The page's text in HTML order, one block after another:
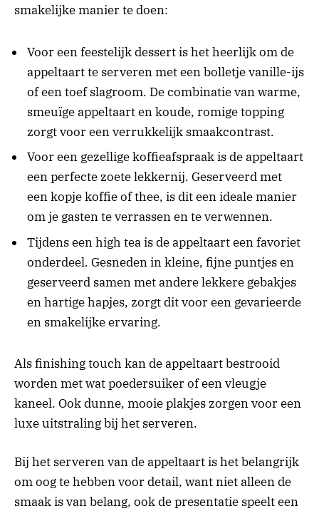
smakelijke manier te doen:
Voor een feestelijk dessert is het heerlijk om de
appeltaart te serveren met een bolletje vanille-ijs
of een toef slagroom. De combinatie van warme,
smeuïge appeltaart en koude, romige topping
zorgt voor een verrukkelijk smaakcontrast.
Voor een gezellige koffieafspraak is de appeltaart
een perfecte zoete lekkernij. Geserveerd met
een kopje koffie of thee, is dit een ideale manier
om je gasten te verrassen en te verwennen.
Tijdens een high tea is de appeltaart een favoriet
onderdeel. Gesneden in kleine, fijne puntjes en
geserveerd samen met andere lekkere gebakjes
en hartige hapjes, zorgt dit voor een gevarieerde
en smakelijke ervaring.
Als finishing touch kan de appeltaart bestrooid
worden met wat poedersuiker of een vleugje
kaneel. Ook dunne, mooie plakjes zorgen voor een
luxe uitstraling bij het serveren.
Bij het serveren van de appeltaart is het belangrijk
om oog te hebben voor detail, want niet alleen de
smaak is van belang, ook de presentatie speelt een